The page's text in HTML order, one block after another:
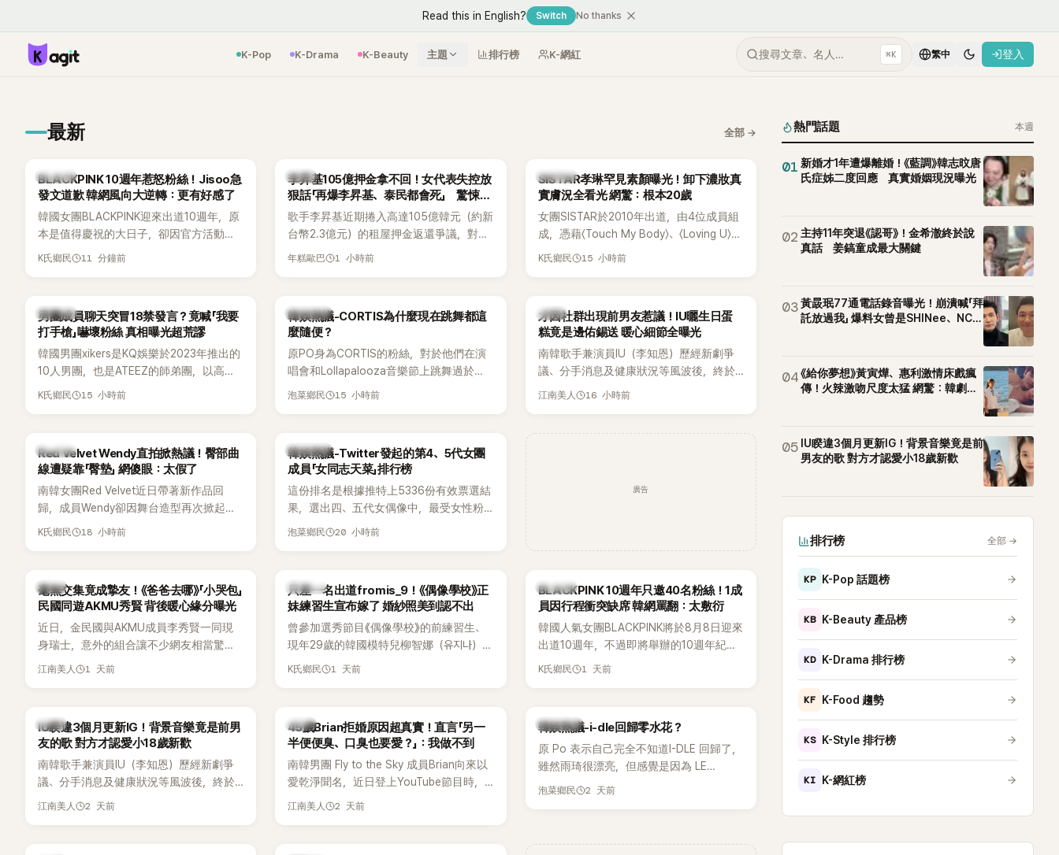
Read this in English? Switch No thanks
K-Pop K-Drama K-Beauty 主題 排行榜 K-網紅 搜尋文章、名人… ⌘K 繁中 登入
最新 全部 →
K-POP
BLACKPINK 10週年惹怒粉絲！Jisoo急
發文道歉 韓網風向大逆轉：更有好感了
韓國女團BLACKPINK迎來出道10週年，原
本是值得慶祝的大日子，卻因官方活動安
排引發粉絲不滿，甚至傳出有人持高爾夫
K氏鄉民 11 分鐘前
韓星
李昇基105億押金拿不回！女代表失控放
狠話「再爆李昇基、泰民都會死」 驚悚錄
音流出
歌手李昇基近期捲入高達105億韓元（約新
台幣2.3億元）的租屋押金返還爭議，對象
正是演藝企劃公司One Hundred Label代
部死掉」等激烈言論，引發外界譁然。
年糕歐巴 1 小時前
K-POP
SISTAR孝琳罕見素顏曝光！卸下濃妝真
實膚況全看光 網驚：根本20歲
女團SISTAR於2010年出道，由4位成員組
成，憑藉〈Touch My Body〉、〈Loving U〉、
〈Shake It〉等一連串夏日神曲紅遍亞洲，獲
的孝琳，近日在社群分享與「排球女王」金軟
景聚餐的日常，不僅展現兩人多年不變的
好交情，她幾乎素顏入鏡的真實模樣，也
意外掀起網友熱議。
K氏鄉民 15 小時前
K-POP
男團成員聊天突冒18禁發言？竟喊「我要
打手槍」嚇壞粉絲 真相曝光超荒謬
韓國男團xikers是KQ娛樂於2023年推出的
10人男團，也是ATEEZ的師弟團，以高完
成度舞台、充滿爆發力的表演及Hip-Hop
力。
K氏鄉民 15 小時前
熱議討論
韓娛熱議-CORTIS為什麼現在跳舞都這
麼隨便？
原PO身為CORTIS的粉絲，對於他們在演
唱會和Lollapalooza音樂節上跳舞過於隨
便感到不滿，認為舞蹈是他們走紅的重要
泡菜鄉民 15 小時前
韓星
才因社群出現前男友惹議！IU曬生日蛋
糕竟是邊佑錫送 暖心細節全曝光
南韓歌手兼演員IU（李知恩）歷經新劇爭
議、分手消息及健康狀況等風波後，終於
睽違3個月更新社群平台，一口氣曬出20
江南美人 16 小時前
K-POP
Red Velvet Wendy直拍掀熱議！臀部曲
線遭疑靠「臀墊」 網傻眼：太假了
南韓女團Red Velvet近日帶著新作品回
歸，成員Wendy卻因舞台造型再次掀起討
論。她日前才因暴瘦身形受到外界關注，
K氏鄉民 18 小時前
熱議討論
韓娛熱議-Twitter發起的第4、5代女團
成員「女同志天菜」排行榜
這份排名是根據推特上5336份有效票選結
果，選出四、五代女偶像中，最受女性粉
絲喜愛的成員。其中，HATS2HEARTS成
泡菜鄉民 20 小時前
廣告
韓星
毫無交集竟成摯友！《爸爸去哪》「小哭包」
民國同遊AKMU秀賢 背後暖心緣分曝光
近日，金民國與AKMU成員李秀賢一同現
身瑞士，意外的組合讓不少網友相當驚
訝。兩人過去幾乎沒有公開交集，如今卻
江南美人 1 天前
K-POP
只差一名出道fromis_9！《偶像學校》正
妹練習生宣布嫁了 婚紗照美到認不出
曾參加選秀節目《偶像學校》的前練習生、
現年29歲的韓國模特兒柳智娜（유지나），
近日無預警在社群平台公開一系列婚紗
K氏鄉民 1 天前
K-POP
BLACKPINK 10週年只邀40名粉絲！1成
員因行程衝突缺席 韓網罵翻：太敷衍
韓國人氣女團BLACKPINK將於8月8日迎來
出道10週年，不過即將舉辦的10週年紀念
Meet & Greet活動，依舊無法看到四人合
絲熱議。
K氏鄉民 1 天前
韓星
IU睽違3個月更新IG！背景音樂竟是前男
友的歌 對方才認愛小18歲新歡
南韓歌手兼演員IU（李知恩）歷經新劇爭
議、分手消息及健康狀況等風波後，終於
睽違3個月更新社群平台，一口氣曬出20
江南美人 2 天前
韓星
45歲Brian拒婚原因超真實！直言「另一
半便便臭、口臭也要愛？」：我做不到
南韓男團 Fly to the Sky 成員Brian向來以
愛乾淨聞名，近日登上YouTube節目時，
再度談到自己的婚姻觀，直言無法理解「連
江南美人 2 天前
熱議討論
韓娛熱議-i-dle回歸零水花？
原 Po 表示自己完全不知道I-DLE 回歸了，
雖然雨琦很漂亮，但感覺是因為 LE
SSERAFIM 和 aespa 佔據了市場。
泡菜鄉民 2 天前
熱門話題 本週
01 新婚才1年遭爆離婚！《藍調》韓志旼唐
氏症姊二度回應 真實婚姻現況曝光
02 主持11年突退《認哥》！金希澈終於說
真話 姜鎬童成最大關鍵
03黃晸珉77通電話錄音曝光！崩潰喊「拜
託放過我」 爆料女曾是SHINee、NCT
04《給你夢想》黃寅燁、惠利激情床戲瘋
傳！火辣激吻尺度太猛 網驚：韓劇太
05 IU睽違3個月更新IG！背景音樂竟是前
男友的歌 對方才認愛小18歲新歡
排行榜 全部 →
KP K-Pop 話題榜
KB K-Beauty 產品榜
KD K-Drama 排行榜
KF K-Food 趨勢
KS K-Style 排行榜
KI K-網紅榜